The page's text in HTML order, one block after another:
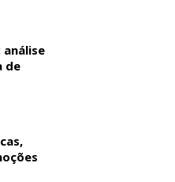
análise
de